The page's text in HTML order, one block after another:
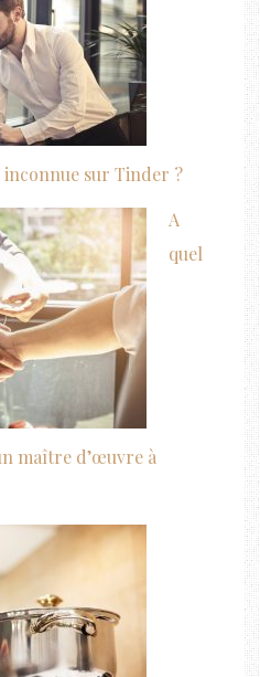
sur Tinder ?
A
quel
maître d’œuvre à